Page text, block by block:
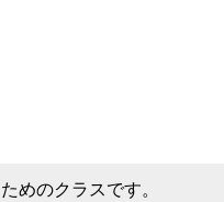
めのクラスです。